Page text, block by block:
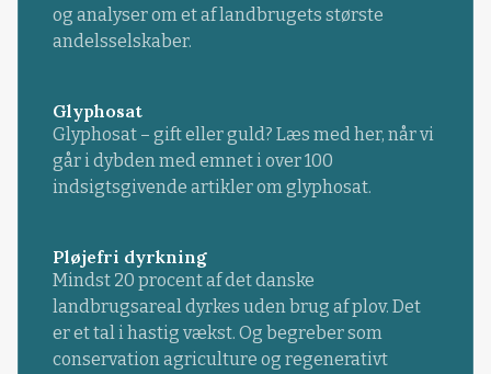
og analyser om et af landbrugets største
andelsselskaber.
Glyphosat
Glyphosat – gift eller guld? Læs med her, når vi
går i dybden med emnet i over 100
indsigtsgivende artikler om glyphosat.
Pløjefri dyrkning
Mindst 20 procent af det danske
landbrugsareal dyrkes uden brug af plov. Det
er et tal i hastig vækst. Og begreber som
conservation agriculture og regenerativt